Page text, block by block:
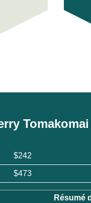
$242
$473
Résumé